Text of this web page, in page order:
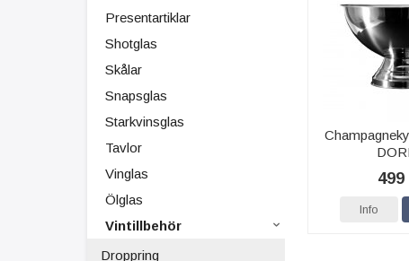
Presentartiklar
Shotglas
Skålar
Snapsglas
Starkvinsglas
Tavlor
Vinglas
Ölglas
Vintillbehör
Droppring
Info